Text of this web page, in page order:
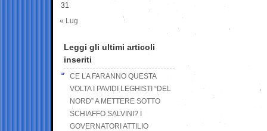
31
« Lug
Leggi gli ultimi articoli
inseriti
CE LA FARANNO QUESTA
VOLTA I PAVIDI LEGHISTI “DEL
NORD” A METTERE SOTTO
SCHIAFFO SALVINI? I
GOVERNATORI ATTILIO